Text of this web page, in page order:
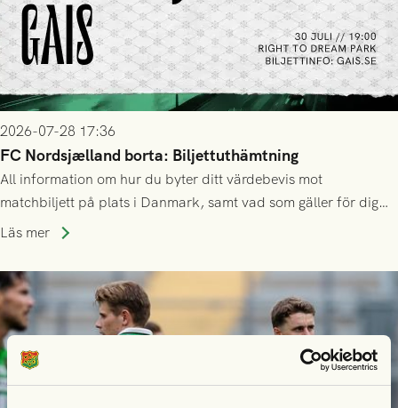
2026-07-28 17:36
FC Nordsjælland borta: Biljettuthämtning
All information om hur du byter ditt värdebevis mot
matchbiljett på plats i Danmark, samt vad som gäller för dig
som står på reservlista eller fått förhinder.
Läs mer